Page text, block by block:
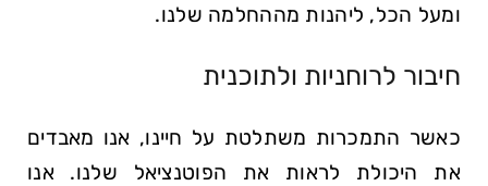
ומעל הכל, ליהנות מההחלמה שלנו.
חיבור לרוחניות ולתוכנית
כאשר התמכרות משתלטת על חיינו, אנו מאבדים
את היכולת לראות את הפוטנציאל שלנו. אנו